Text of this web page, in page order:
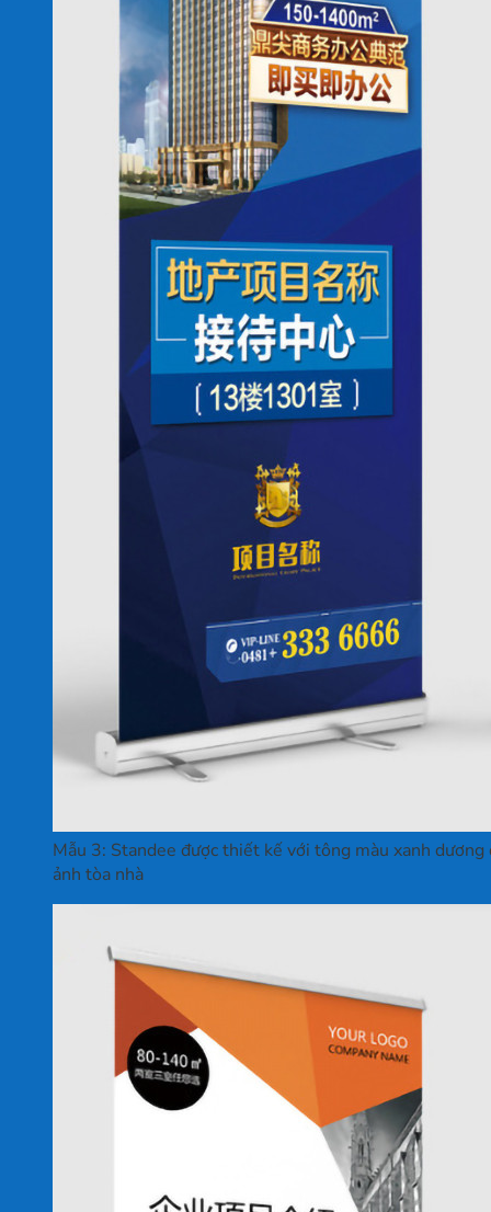
Mẫu 3: Standee được thiết kế với tông màu xanh
ảnh tòa nhà